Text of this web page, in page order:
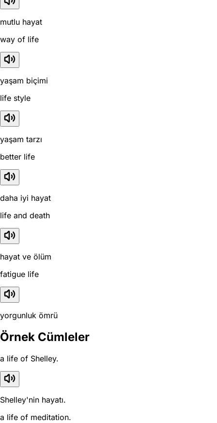
mutlu hayat
way of life
yaşam biçimi
life style
yaşam tarzı
better life
daha iyi hayat
life and death
hayat ve ölüm
fatigue life
yorgunluk ömrü
Örnek Cümleler
a life of Shelley.
Shelley'nin hayatı.
a life of meditation.